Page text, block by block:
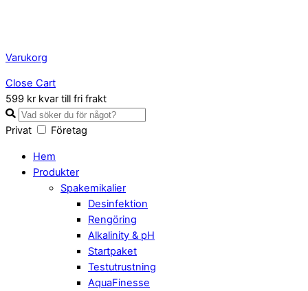
Varukorg
Close Cart
599 kr kvar till fri frakt
Privat Företag
Hem
Produkter
Spakemikalier
Desinfektion
Rengöring
Alkalinity & pH
Startpaket
Testutrustning
AquaFinesse